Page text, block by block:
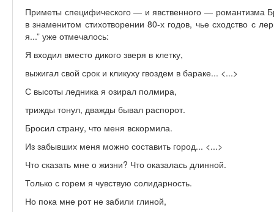
Приметы специфического — и явственного — романтизма
в знаменитом стихотворении 80-х годов, чье сходство с
я...” уже отмечалось:
Я входил вместо дикого зверя в клетку,
выжигал свой срок и кликуху гвоздем в бараке... <...>
С высоты ледника я озирал полмира,
трижды тонул, дважды бывал распорот.
Бросил страну, что меня вскормила.
Из забывших меня можно составить город... <...>
Что сказать мне о жизни? Что оказалась длинной.
Только с горем я чувствую солидарность.
Но пока мне рот не забили глиной,